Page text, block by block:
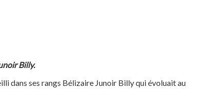
Billy.
dans ses rangs Bélizaire Junoir Billy qui évoluait au